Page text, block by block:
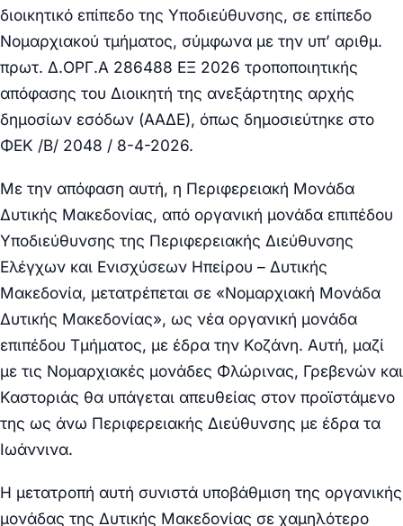
διοικητικό επίπεδο της Υποδιεύθυνσης, σε επίπεδο
Νομαρχιακού τμήματος, σύμφωνα με την υπ’ αριθμ.
πρωτ. Δ.ΟΡΓ.Α 286488 ΕΞ 2026 τροποποιητικής
απόφασης του Διοικητή της ανεξάρτητης αρχής
δημοσίων εσόδων (ΑΑΔΕ), όπως δημοσιεύτηκε στο
ΦΕΚ /Β/ 2048 / 8-4-2026.
Με την απόφαση αυτή, η Περιφερειακή Μονάδα
Δυτικής Μακεδονίας, από οργανική μονάδα επιπέδου
Υποδιεύθυνσης της Περιφερειακής Διεύθυνσης
Ελέγχων και Ενισχύσεων Ηπείρου – Δυτικής
Μακεδονία, μετατρέπεται σε «Νομαρχιακή Μονάδα
Δυτικής Μακεδονίας», ως νέα οργανική μονάδα
επιπέδου Τμήματος, με έδρα την Κοζάνη. Αυτή, μαζί
με τις Νομαρχιακές μονάδες Φλώρινας, Γρεβενών και
Καστοριάς θα υπάγεται απευθείας στον προϊστάμενο
της ως άνω Περιφερειακής Διεύθυνσης με έδρα τα
Ιωάννινα.
Η μετατροπή αυτή συνιστά υποβάθμιση της οργανικής
μονάδας της Δυτικής Μακεδονίας σε χαμηλότερο